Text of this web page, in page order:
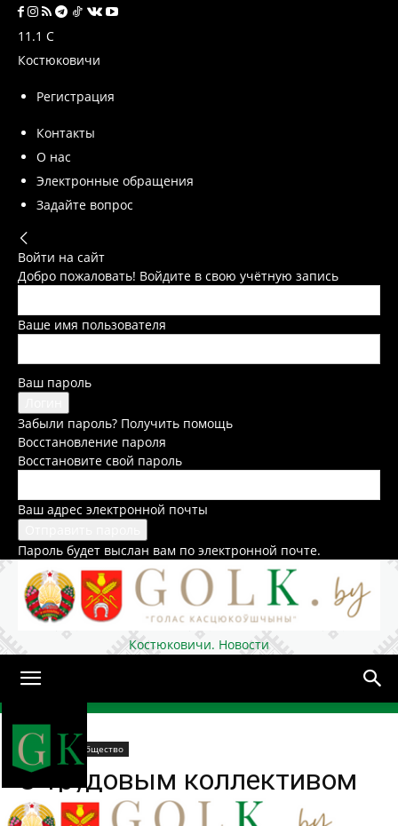
11.1 C
Костюковичи
Регистрация
Контакты
О нас
Электронные обращения
Задайте вопрос
Войти на сайт
Добро пожаловать! Войдите в свою учётную запись
Ваше имя пользователя
Ваш пароль
Забыли пароль? Получить помощь
Восстановление пароля
Восстановите свой пароль
Ваш адрес электронной почты
Пароль будет выслан вам по электронной почте.
Костюковичи. Новости
Домой
В районе Общество
С трудовым коллективом
районного Центра